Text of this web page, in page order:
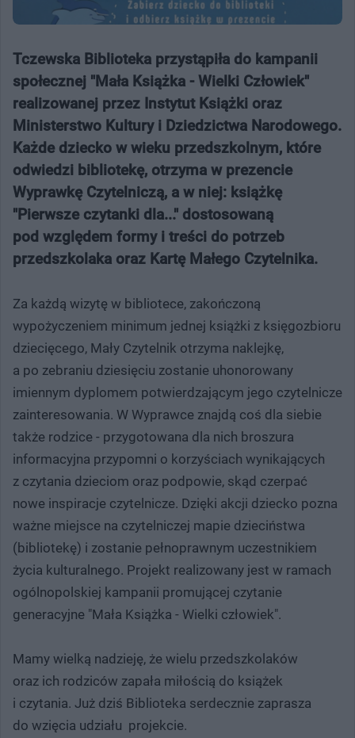
Tczewska Biblioteka przystąpiła do kampanii
społecznej "Mała Książka - Wielki Człowiek"
realizowanej przez Instytut Książki oraz
Ministerstwo Kultury i Dziedzictwa Narodowego.
Każde dziecko w wieku przedszkolnym, które
odwiedzi bibliotekę, otrzyma w prezencie
Wyprawkę Czytelniczą, a w niej: książkę
"Pierwsze czytanki dla..." dostosowaną
pod względem formy i treści do potrzeb
przedszkolaka oraz Kartę Małego Czytelnika.
Za każdą wizytę w bibliotece, zakończoną
wypożyczeniem minimum jednej książki z księgozbioru
dziecięcego, Mały Czytelnik otrzyma naklejkę,
a po zebraniu dziesięciu zostanie uhonorowany
imiennym dyplomem potwierdzającym jego czytelnicze
zainteresowania. W Wyprawce znajdą coś dla siebie
także rodzice - przygotowana dla nich broszura
informacyjna przypomni o korzyściach wynikających
z czytania dzieciom oraz podpowie, skąd czerpać
nowe inspiracje czytelnicze. Dzięki akcji dziecko pozna
ważne miejsce na czytelniczej mapie dzieciństwa
(bibliotekę) i zostanie pełnoprawnym uczestnikiem
życia kulturalnego. Projekt realizowany jest w ramach
ogólnopolskiej kampanii promującej czytanie
generacyjne "Mała Książka - Wielki człowiek".
Mamy wielką nadzieję, że wielu przedszkolaków
oraz ich rodziców zapała miłością do książek
i czytania. Już dziś Biblioteka serdecznie zaprasza
do wzięcia udziału projekcie.